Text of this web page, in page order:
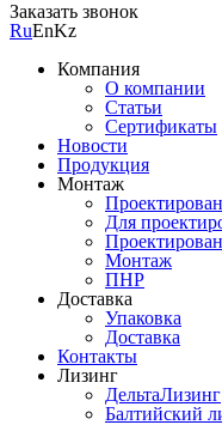
Заказать звонок
RuEnKz
Компания
О компании
Статьи
Сертификаты
Новости
Продукция
Монтаж
Для
Монтаж
ПНР
Доставка
Упаковка
Доставка
Контакты
Лизинг
ДельтаЛизинг
Балтийский